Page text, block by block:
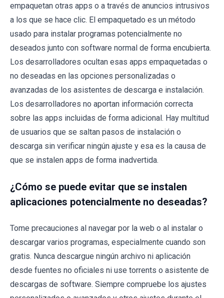
empaquetan otras apps o a través de anuncios intrusivos
a los que se hace clic. El empaquetado es un método
usado para instalar programas potencialmente no
deseados junto con software normal de forma encubierta.
Los desarrolladores ocultan esas apps empaquetadas o
no deseadas en las opciones personalizadas o
avanzadas de los asistentes de descarga e instalación.
Los desarrolladores no aportan información correcta
sobre las apps incluidas de forma adicional. Hay multitud
de usuarios que se saltan pasos de instalación o
descarga sin verificar ningún ajuste y esa es la causa de
que se instalen apps de forma inadvertida.
¿Cómo se puede evitar que se instalen
aplicaciones potencialmente no deseadas?
Tome precauciones al navegar por la web o al instalar o
descargar varios programas, especialmente cuando son
gratis. Nunca descargue ningún archivo ni aplicación
desde fuentes no oficiales ni use torrents o asistente de
descargas de software. Siempre compruebe los ajustes